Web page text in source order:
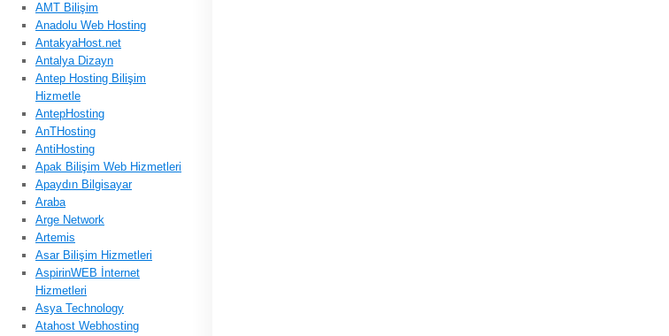
AMT Bilişim
Anadolu Web Hosting
AntakyaHost.net
Antalya Dizayn
Antep Hosting Bilişim
Hizmetle
AntepHosting
AnTHosting
AntiHosting
Apak Bilişim Web Hizmetleri
Apaydın Bilgisayar
Araba
Arge Network
Artemis
Asar Bilişim Hizmetleri
AspirinWEB İnternet
Hizmetleri
Asya Technology
Atahost Webhosting